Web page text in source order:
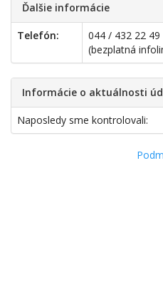
Ďalšie informácie
Telefón:
044 / 432 22 49
(bezplatná
Informácie o aktuálnosti
Naposledy sme kontrolovali: